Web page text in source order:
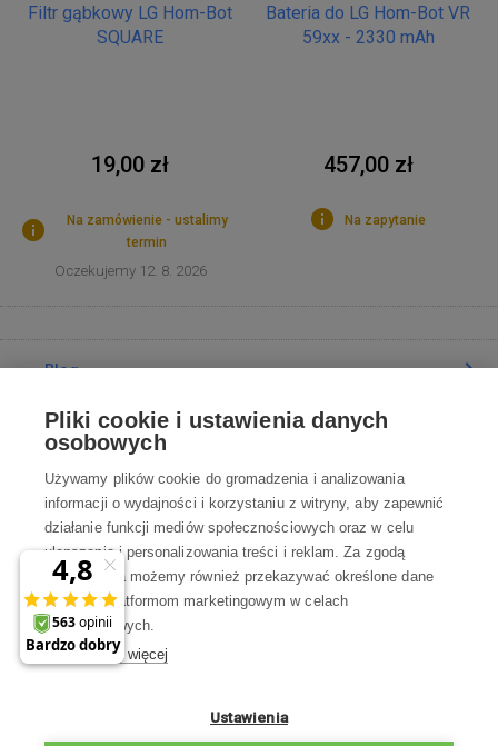
Filtr gąbkowy LG Hom-Bot
SQUARE
19,00 zł
Na zamówienie - ustalimy
termin
Oczekujemy 12. 8. 2026
Bateria do LG Hom-Bot VR
59xx - 2330 mAh
457,00 zł
Na zapytanie
Blog
Poradnia
Wszystko o zakupach
Kontakt
Skontaktuj się z Nami
Pon-Pt 8:00—17:00
Pliki cookie i ustawienia danych
osobowych
Używamy plików cookie do gromadzenia i analizowania
informacji o wydajności i korzystaniu z witryny, aby zapewnić
działanie funkcji mediów społecznościowych oraz w celu
ulepszania i personalizowania treści i reklam. Za zgodą
użytkownika możemy również przekazywać określone dane
osobowe platformom marketingowym w celach
marketingowych.
Dowiedz się więcej
Ustawienia